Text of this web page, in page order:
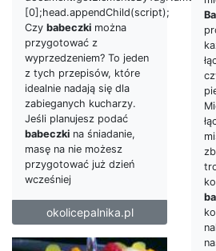
[0];head.appendChild(script);
Czy babeczki można
przygotować z
wyprzedzeniem? To jeden
z tych przepisów, które
idealnie nadają się dla
zabieganych kucharzy.
Jeśli planujesz podać
babeczki na śniadanie,
masę na nie możesz
przygotować już dzień
wcześniej
okolicepalnika.pl